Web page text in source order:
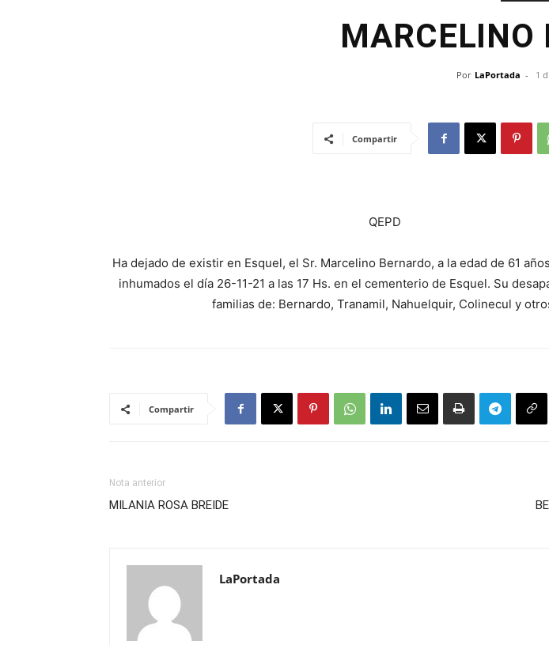
MARCELINO
Por LaPortada - 1
Compartir
QEPD
Ha dejado de existir en Esquel, el Sr. Marcelino Bernardo, a la edad de 61
inhumados el día 26-11-21 a las 17 Hs. en el cementerio de Esquel. Su
familias de: Bernardo, Tranamil, Nahuelquir, Colinecul y
Compartir
Nota anterior
MILANIA ROSA BREIDE
LaPortada